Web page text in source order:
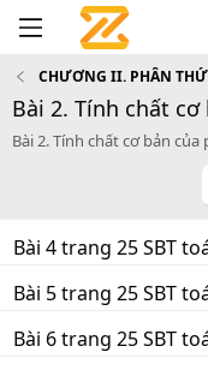
CHƯƠNG II. PHÂN
Bài 2. Tính chất
Bài 2. Tính chất cơ bản
Bài 4 trang 25 SBT
Bài 5 trang 25 SBT
Bài 6 trang 25 SBT